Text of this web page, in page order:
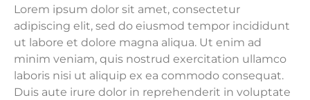
Lorem ipsum dolor sit amet, consectetur
adipiscing elit, sed do eiusmod tempor incididunt
ut labore et dolore magna aliqua. Ut enim ad
minim veniam, quis nostrud exercitation ullamco
laboris nisi ut aliquip ex ea commodo consequat.
Duis aute irure dolor in reprehenderit in voluptate